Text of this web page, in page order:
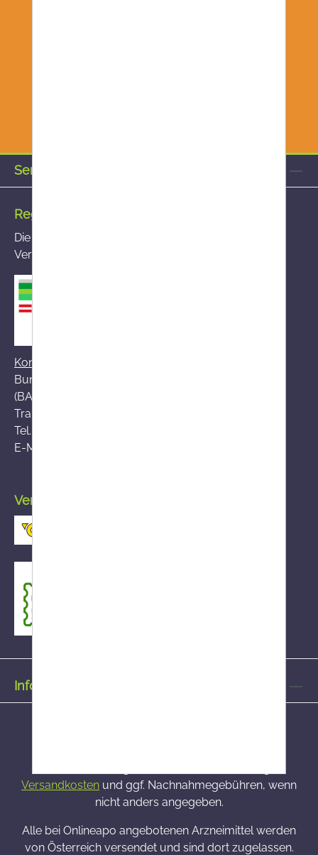
Service-Hotline
Registrierte Versandapotheke
Die von Ihnen aufgerufene Versandapotheke ist im
Versandapothekenregister des BASG registriert
Kontakt zum BASG
Bundesamt für Sicherheit im Gesundheitswesen
(BASG), AGES-Medizinmarktaufsicht (AGES MEA)
Traisengasse 5, A-1200 Wien
Tel.:
E-Mail:
Versand durch die österreichische Post
Informationen
Versandkosten und ggf. Nachnahmegebühren, wenn
nicht anders angegeben.
Alle bei Onlineapo angebotenen Arzneimittel werden
von Österreich versendet und sind dort zugelassen.